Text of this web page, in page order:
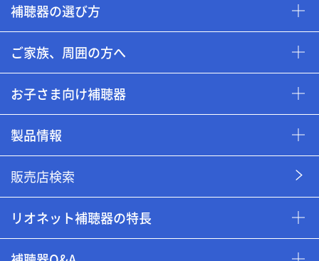
補聴器の選び方
ご家族、周囲の方へ
お子さま向け補聴器
製品情報
販売店検索
リオネット補聴器の特長